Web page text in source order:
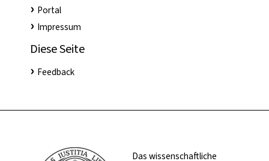
Portal
Impressum
Diese Seite
Feedback
Das wissenschaftliche